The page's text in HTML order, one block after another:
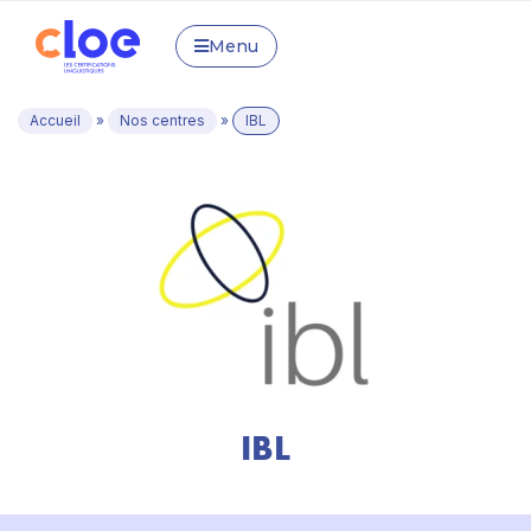
Menu
Accueil » Nos centres » IBL
IBL